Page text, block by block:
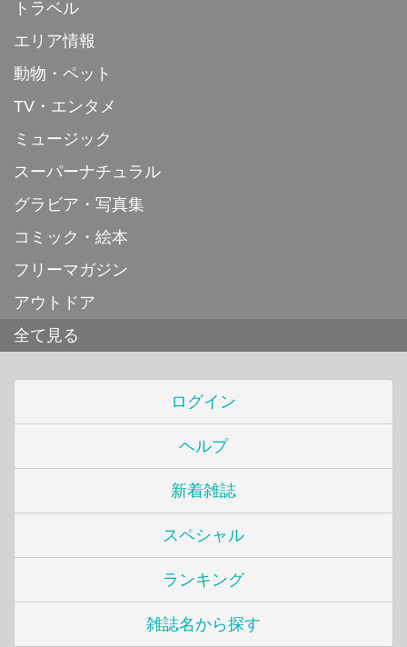
トラベル
エリア情報
動物・ペット
TV・エンタメ
ミュージック
スーパーナチュラル
グラビア・写真集
コミック・絵本
フリーマガジン
アウトドア
全て見る
ログイン
ヘルプ
新着雑誌
スペシャル
ランキング
雑誌名から探す